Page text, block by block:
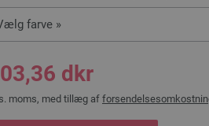
farve »
dkr
moms, med tillæg af